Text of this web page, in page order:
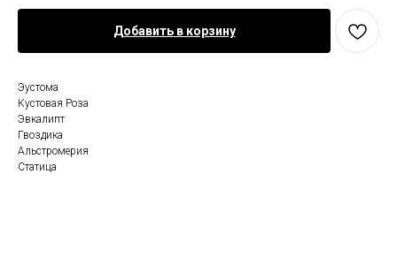
Добавить в корзину
Эустома
Кустовая Роза
Эвкалипт
Гвоздика
Альстромерия
Статица